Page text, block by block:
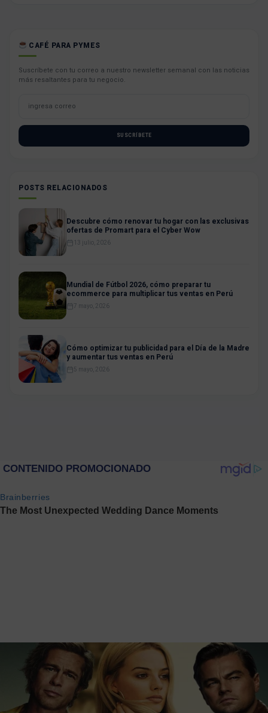
CAFÉ PARA PYMES
Suscríbete con tu correo a nuestro newsletter semanal con las noticias
más resaltantes para tu negocio.
SUSCRÍBETE
POSTS RELACIONADOS
Descubre cómo renovar tu hogar con las exclusivas
ofertas de Promart para el Cyber Wow
13 julio, 2026
Mundial de Fútbol 2026, cómo preparar tu
ecommerce para multiplicar tus ventas en Perú
7 mayo, 2026
Cómo optimizar tu publicidad para el Día de la Madre
y aumentar tus ventas en Perú
5 mayo, 2026